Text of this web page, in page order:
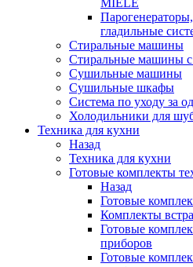
MIELE
гладильные
Стиральные машины
Стиральные машины
Сушильные машины
Сушильные шкафы
Система по уходу за
Холодильники для
Техника для кухни
Назад
Техника для кухни
Готовые комплекты
Назад
Готовые
Комплекты
Готовые
приборов
Готовые